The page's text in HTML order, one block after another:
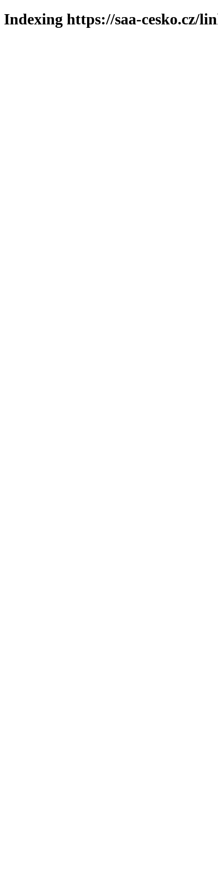
Indexing https://saa-cesko.cz/